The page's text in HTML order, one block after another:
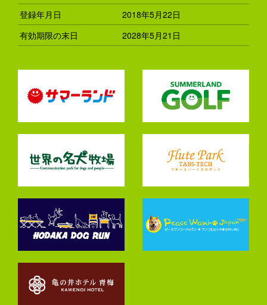
登録年月日
2018年5月22日
有効期限の末日
2028年5月21日